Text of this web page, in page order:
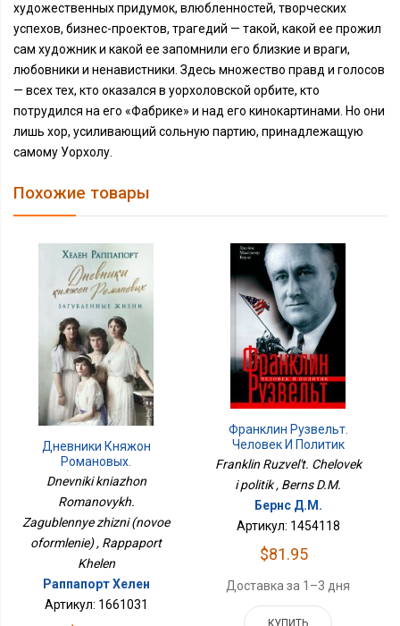
художественных придумок, влюбленностей, творческих
успехов, бизнес-проектов, трагедий — такой, какой ее прожил
сам художник и какой ее запомнили его близкие и враги,
любовники и ненавистники. Здесь множество правд и голосов
— всех тех, кто оказался в уорхоловской орбите, кто
потрудился на его «Фабрике» и над его кинокартинами. Но они
лишь хор, усиливающий сольную партию, принадлежащую
самому Уорхолу.
Похожие товары
Дневники Княжон
Романовых.
Загубленные Жизни
Dnevniki kniazhon
Romanovykh.
Zagublennye zhizni (novoe
oformlenie) , Rappaport
Khelen
Раппапорт Хелен
Артикул: 1661031
Франклин Рузвельт.
Человек И Политик
Franklin Ruzvel't. Chelovek
i politik , Berns D.M.
Бернс Д.М.
Артикул: 1454118
$81.95
Доставка за 1–3 дня
КУПИТЬ